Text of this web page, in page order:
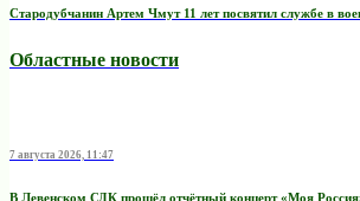
Стародубчанин Артем Чмут 11 лет посвятил службе в
Областные новости
7 августа 2026, 11:47
В Левенском СДК прошёл отчётный концерт «Моя